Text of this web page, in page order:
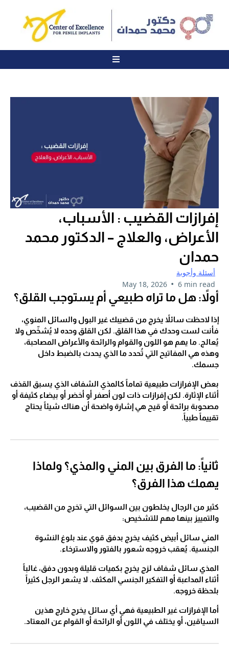
إفرازات القضيب : الأسباب،
الأعراض، والعلاج – الدكتور محمد
حمدان
أسئلة وأجوبة
May 18, 2026 • 6 min read
أولاً: هل ما تراه طبيعي أم يستوجب القلق؟
إذا لاحظت سائلاً يخرج من قضيبك غير البول والسائل المنوي،
فأنت لست وحدك في هذا القلق. لكن القلق وحده لا يُشخّص ولا
يُعالج. ما يهم هو اللون والقوام والرائحة والأعراض المصاحبة،
وهذه هي المفاتيح التي تُحدد ما الذي يحدث بالضبط داخل
جسمك.
بعض الإفرازات طبيعية تماماً كالمذي الشفاف الذي يسبق القذف
أثناء الإثارة. لكن إفرازات ذات لون أصفر أو أخضر أو بيضاء كثيفة أو
مصحوبة برائحة أو قيح هي إشارة واضحة أن هناك شيئاً يحتاج
تقييماً طبياً.
ثانياً: ما الفرق بين المني والمذي؟ ولماذا
يهمك هذا الفرق؟
كثير من الرجال يخلطون بين السوائل التي تخرج من القضيب،
والتمييز بينها مهم للتشخيص:
المني سائل أبيض كثيف يخرج بدفق قوي عند بلوغ النشوة
الجنسية. يُعقب خروجه شعور بالفتور والاسترخاء.
المذي سائل شفاف لزج يخرج بكميات قليلة وبدون دفق، غالباً
أثناء المداعبة أو التفكير الجنسي المكثف. لا يشعر الرجل كثيراً
بلحظة خروجه.
أما الإفرازات غير الطبيعية فهي أي سائل يخرج خارج هذين
السياقين، أو يختلف في اللون أو الرائحة أو القوام عن المعتاد.